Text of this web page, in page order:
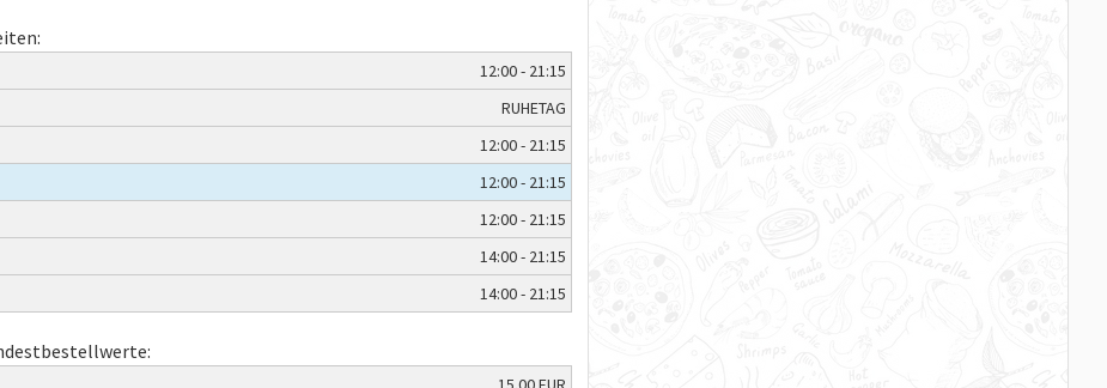
12:00 - 21:15
RUHETAG
12:00 - 21:15
12:00 - 21:15
12:00 - 21:15
14:00 - 21:15
14:00 - 21:15